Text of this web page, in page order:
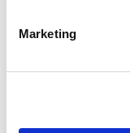
Marketing